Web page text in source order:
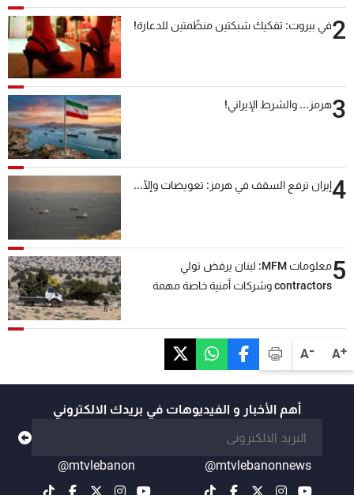
A+
A-
2في بيروت: تفكيك شبكتين منظّمتين للدعارة!
3هرمز... والشرط الإيراني!
4إيران ترفع السقف في هرمز: تعويضات وإلّا...
5
معلومات MFM: لبنان يرفض تولي
contractors وشركات أمنية خاصة مهمة
أهم الأخبار و الفيديوهات في بريدك الالكتروني
@mtvlebanonnews
@mtvlebanon